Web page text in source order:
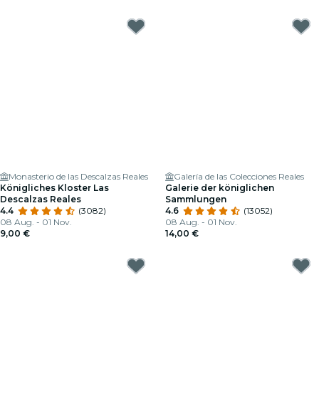
Monasterio de las Descalzas Reales
Königliches Kloster Las
Descalzas Reales
4.4
(3082)
08 Aug. - 01 Nov.
9,00 €
Galería de las Colecciones Reales
Galerie der königlichen
Sammlungen
4.6
(13052)
08 Aug. - 01 Nov.
14,00 €